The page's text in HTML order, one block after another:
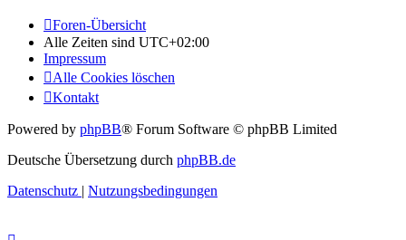
Foren-Übersicht
Alle Zeiten sind UTC+02:00
Impressum
Alle Cookies löschen
Kontakt
Powered by phpBB® Forum Software © phpBB Limited
Deutsche Übersetzung durch phpBB.de
Datenschutz | Nutzungsbedingungen